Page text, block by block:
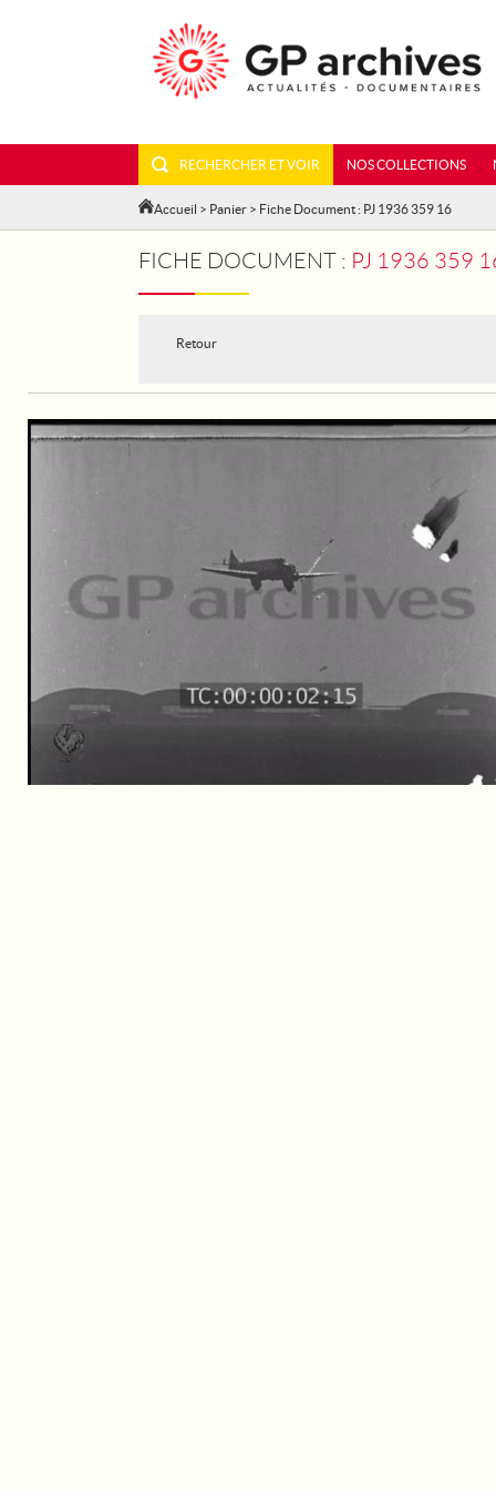
RECHERCHER ET VOIR NOS COLLECTIONS
Accueil > Panier > Fiche Document : PJ 1936 359 16
FICHE DOCUMENT : PJ 1936 359
Retour